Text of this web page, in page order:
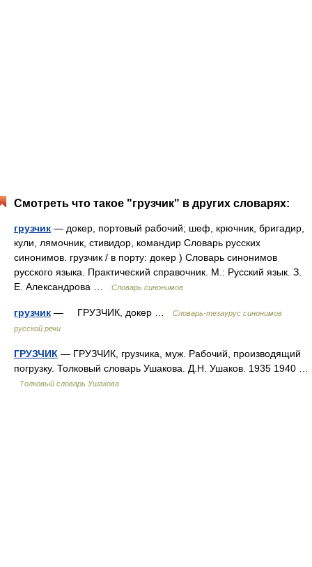
Смотреть что такое "грузчик" в других словарях:
грузчик — докер, портовый рабочий; шеф, крючник, бригадир,
кули, лямочник, стивидор, командир Словарь русских
синонимов. грузчик / в порту: докер ) Словарь синонимов
русского языка. Практический справочник. М.: Русский язык. З.
Е. Александрова …
Словарь синонимов
грузчик — ГРУЗЧИК, докер …
Словарь-тезаурус синонимов
русской речи
ГРУЗЧИК — ГРУЗЧИК, грузчика, муж. Рабочий, производящий
погрузку. Толковый словарь Ушакова. Д.Н. Ушаков. 1935 1940 …
Толковый словарь Ушакова